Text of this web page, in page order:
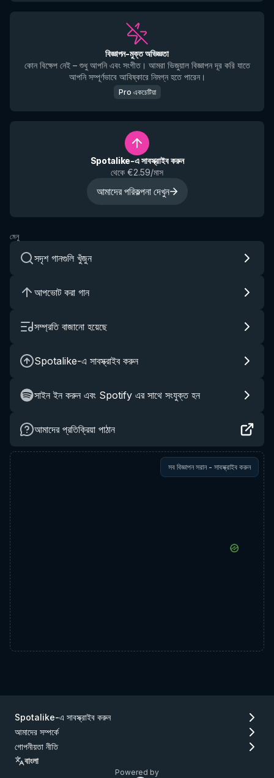
বিজ্ঞাপন-মুক্ত অভিজ্ঞতা
কোন বিক্ষেপ নেই – শুধু আপনি এবং সংগীত। আমরা ভিজুয়াল বিজ্ঞাপন দূর করি যাতে
আপনি সম্পূর্ণভাবে আবিষ্কারে নিমগ্ন হতে পারেন।
Pro একচেটিয়া
Spotalike-এ সাবস্ক্রাইব করুন
থেকে €2.59/মাস
আমাদের পরিকল্পনা দেখুন
মেনু
সদৃশ গানগুলি খুঁজুন
আপভোট করা গান
সম্প্রতি বাজানো হয়েছে
Spotalike-এ সাবস্ক্রাইব করুন
সাইন ইন করুন এবং Spotify এর সাথে সংযুক্ত হন
আমাদের প্রতিক্রিয়া পাঠান
সব বিজ্ঞাপন সরান - সাবস্ক্রাইব করুন
Spotalike-এ সাবস্ক্রাইব করুন
আমাদের সম্পর্কে
গোপনীয়তা নীতি
বাংলা
Powered by